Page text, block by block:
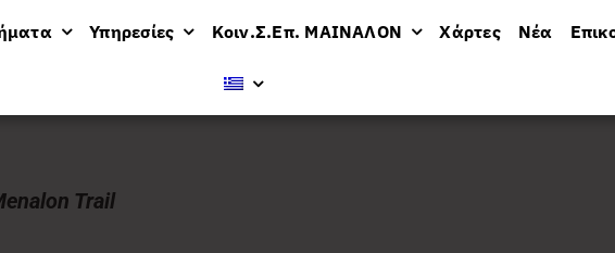
Υπηρεσίες Κοιν.Σ.Επ. ΜΑΙΝΑΛΟΝ Χάρτες Νέα
Trail